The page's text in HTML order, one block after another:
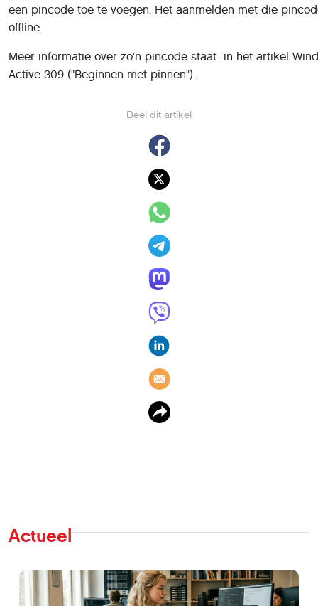
Deel dit artikel
een pincode toe te voegen. Het aanmelden met die
offline.
Meer informatie over zo'n pincode staat in het artikel
Active 309 ("Beginnen met pinnen").
Actueel